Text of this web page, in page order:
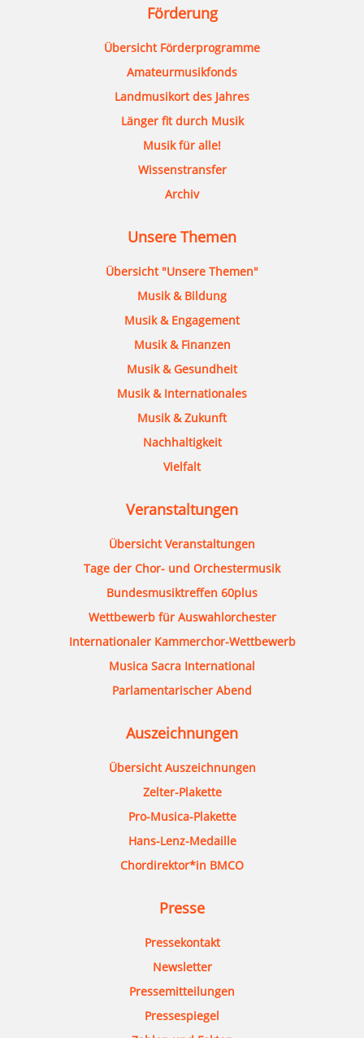
Förderung
Übersicht Förderprogramme
Amateurmusikfonds
Landmusikort des Jahres
Länger fit durch Musik
Musik für alle!
Wissenstransfer
Archiv
Unsere Themen
Übersicht "Unsere Themen"
Musik & Bildung
Musik & Engagement
Musik & Finanzen
Musik & Gesundheit
Musik & Internationales
Musik & Zukunft
Nachhaltigkeit
Vielfalt
Veranstaltungen
Übersicht Veranstaltungen
Tage der Chor- und Orchestermusik
Bundesmusiktreffen 60plus
Wettbewerb für Auswahlorchester
Internationaler Kammerchor-Wettbewerb
Musica Sacra International
Parlamentarischer Abend
Auszeichnungen
Übersicht Auszeichnungen
Zelter-Plakette
Pro-Musica-Plakette
Hans-Lenz-Medaille
Chordirektor*in BMCO
Presse
Pressekontakt
Newsletter
Pressemitteilungen
Pressespiegel